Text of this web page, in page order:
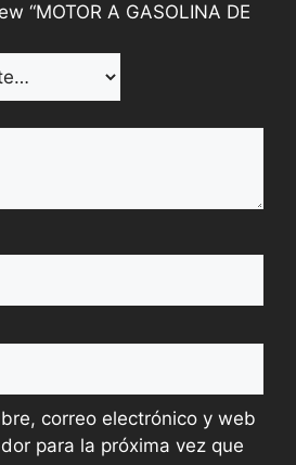
“MOTOR A GASOLINA DE
correo electrónico y web
para la próxima vez que